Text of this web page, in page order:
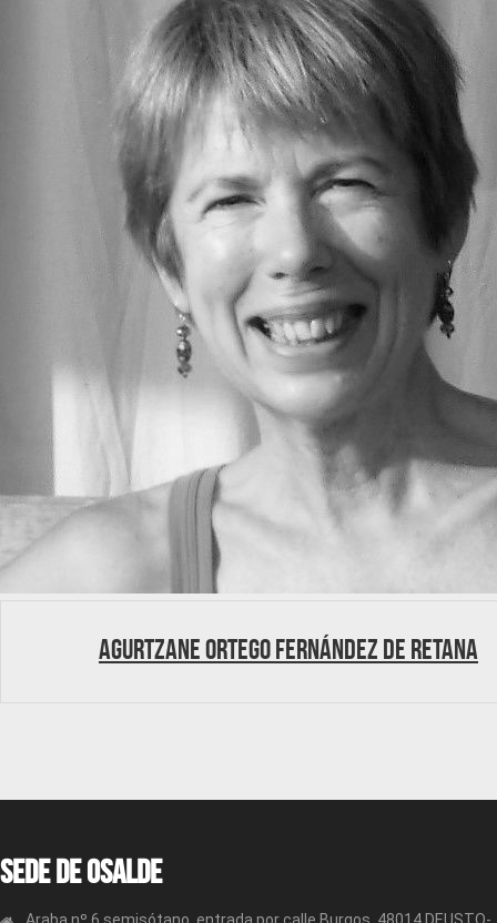
Agurtzane Ortego Fernández de Retana
Sede de OSALDE